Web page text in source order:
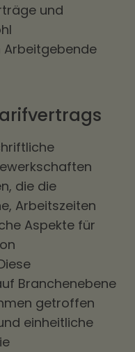
und
die die
Arbeitszeiten
Aspekte für
Branchenebene
getroffen
einheitliche